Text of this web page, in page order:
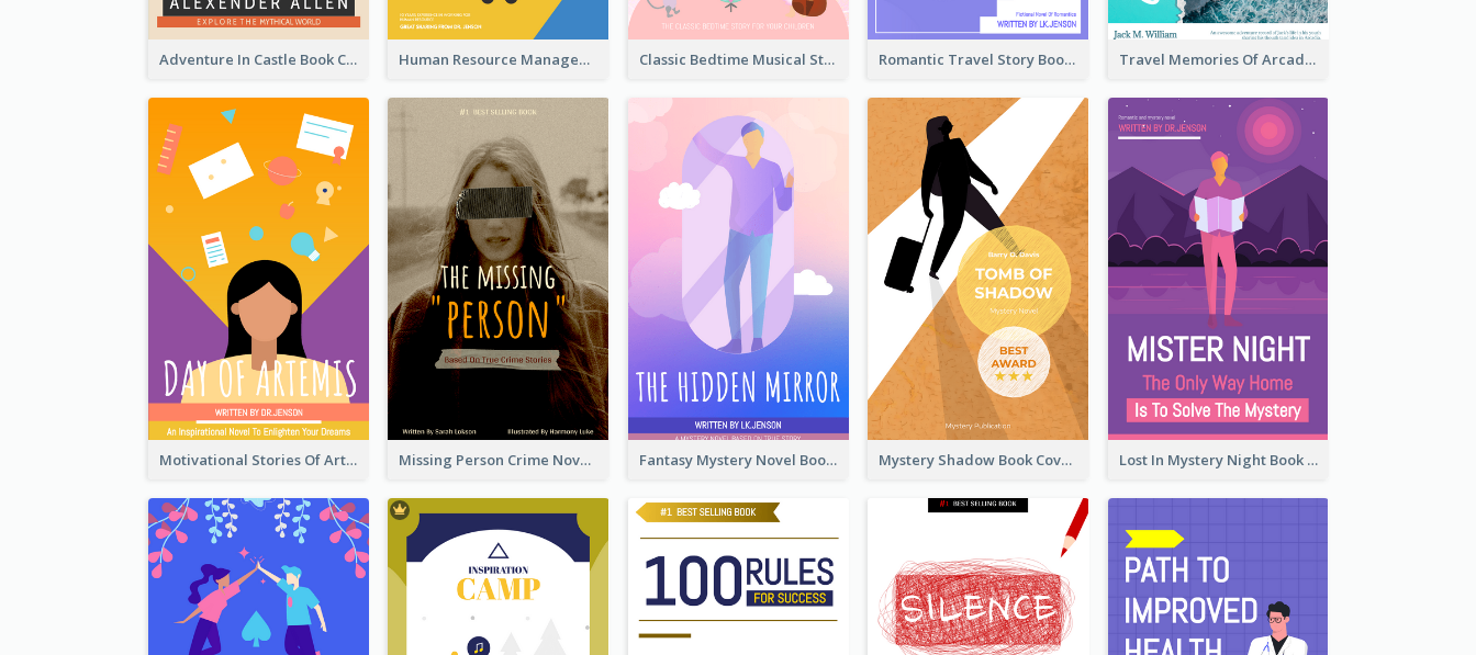
Adventure In Castle Book Cover Human Resource Management Book Cover Classic Bedtime Musical Story Book Cover Romantic Travel Story Book Cover Travel Memories Of Arcadia Book Cover
Motivational Stories Of Artemis Book Cover Missing Person Crime Novel Book Cover Fantasy Mystery Novel Book Cover Mystery Shadow Book Cover Lost In Mystery Night Book Cover